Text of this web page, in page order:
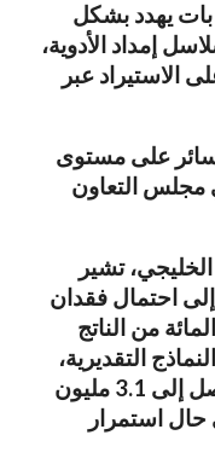
بات يهدد بشكل
إمداد الأدوية،
الاستيراد عبر
على مستوى
مجلس التعاون
تشير
احتمال فقدان
المائة إلى 8.5 في المائة من الناتج
التقديرية،
حذَّر التقرير من خطر فقدان ما يصل إلى 3.1 مليون
استمرار